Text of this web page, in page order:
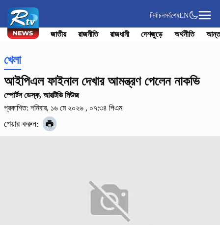
নির্বাচনসর্বশেষEN
জাতীয় রাজনীতি রাজধানী দেশজুড়ে অর্থনীতি
খেলা
আইপিএল ফাইনাল দেখার আমন্ত্রণ পেলেন নাকভি
স্পোর্টস ডেস্ক, আরটিভি নিউজ
প্রকাশিত: শনিবার, ১৬ মে ২০২৬ , ০৭:৩৪ পিএম
শেয়ার করুন: